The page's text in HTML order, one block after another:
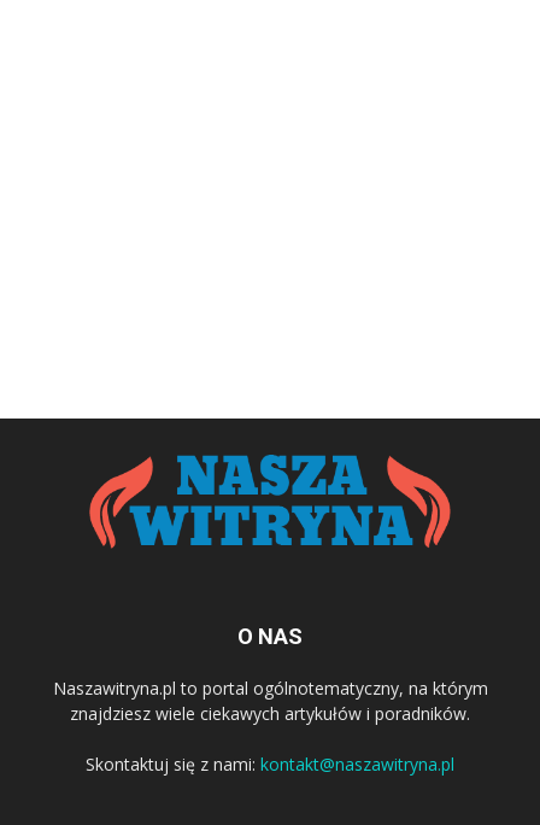
O NAS
Naszawitryna.pl to portal ogólnotematyczny, na którym
znajdziesz wiele ciekawych artykułów i poradników.
Skontaktuj się z nami: kontakt@naszawitryna.pl